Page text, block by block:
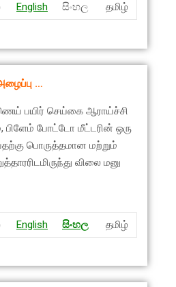
English සිංහල தமிழ்
…
பயிர் செய்கை ஆராய்ச்சி
பிளேம் போட்டோ மீட்டரின் ஒரு
பொருத்தமான மற்றும்
விலை மனு
English සිංහල தமிழ்